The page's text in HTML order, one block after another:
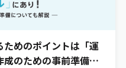
ためのポイントは「運
のための事前準備に